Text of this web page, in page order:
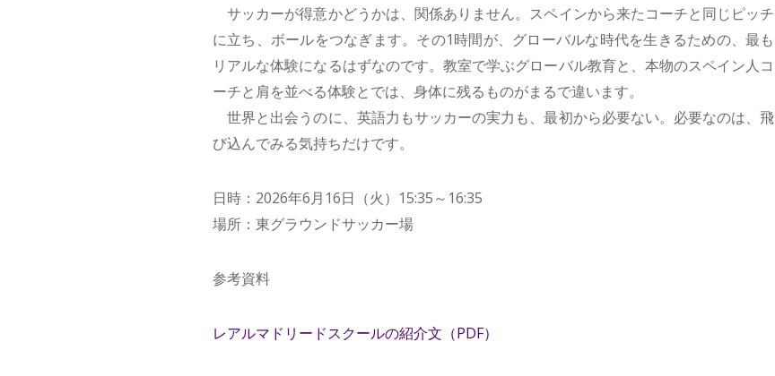
サッカーが得意かどうかは、関係ありません。スペインから来たコーチと同じピッチ
に立ち、ボールをつなぎます。その1時間が、グローバルな時代を生きるための、最も
リアルな体験になるはずなのです。教室で学ぶグローバル教育と、本物のスペイン人コ
ーチと肩を並べる体験とでは、身体に残るものがまるで違います。
世界と出会うのに、英語力もサッカーの実力も、最初から必要ない。必要なのは、飛
び込んでみる気持ちだけです。
日時：2026年6月16日（火）15:35～16:35
場所：東グラウンドサッカー場
参考資料
レアルマドリードスクールの紹介文（PDF）